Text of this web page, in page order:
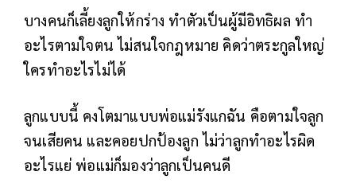
บางคนก็เลี้ยงลูกให้กร่าง ทำตัวเป็นผู้มีอิทธิผล ทำ
อะไรตามใจตน ไม่สนใจกฎหมาย คิดว่าตระกูลใหญ่
ใครทำอะไรไม่ได้
ลูกแบบนี้ คงโตมาแบบพ่อแม่รังแกฉัน คือตามใจลูก
จนเสียคน และคอยปกป้องลูก ไม่ว่าลูกทำอะไรผิด
อะไรแย่ พ่อแม่ก็มองว่าลูกเป็นคนดี